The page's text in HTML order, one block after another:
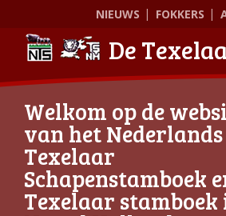
NIEUWS FOKKERS
De
Welkom op de
van het Nederlands
Texelaar
Schapenstamboek
Texelaar stamboek